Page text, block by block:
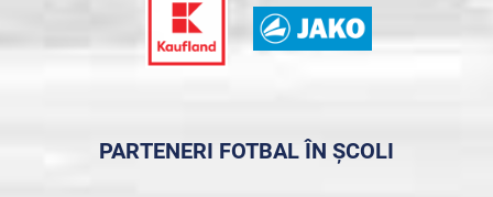
PARTENERI FOTBAL ÎN ȘCOLI